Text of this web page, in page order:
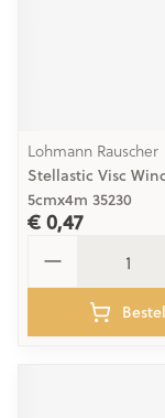
Lohmann Rauscher
Stellastic Visc
5cmx4m 35230
€ 0,47
Bestel